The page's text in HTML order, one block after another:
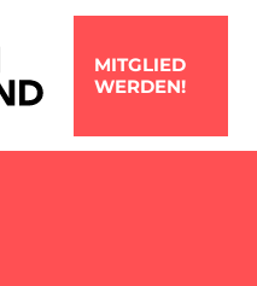
MITGLIED
WERDEN!